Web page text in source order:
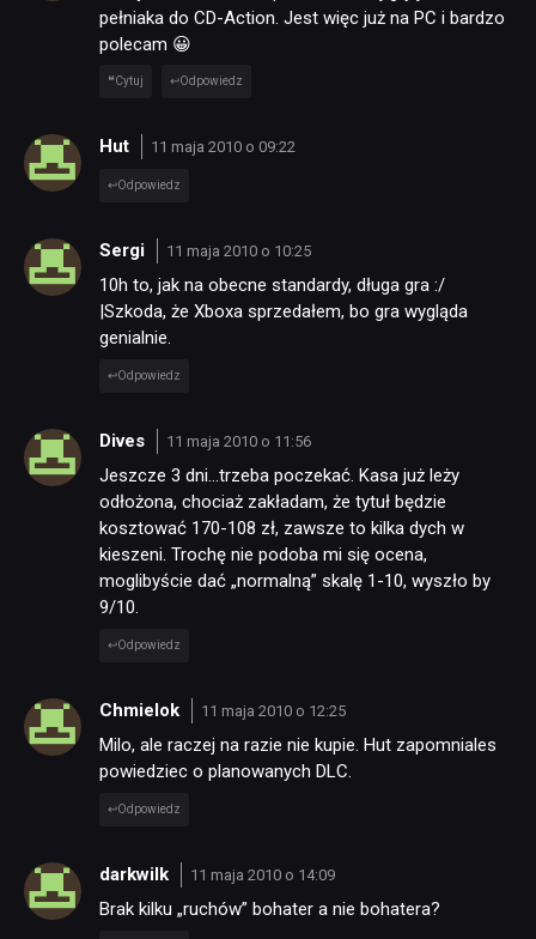
pełniaka do CD-Action. Jest więc już na PC i bardzo
polecam 😀
Cytuj Odpowiedz
Hut 11 maja 2010 o 09:22
Odpowiedz
Sergi 11 maja 2010 o 10:25
10h to, jak na obecne standardy, długa gra :/
|Szkoda, że Xboxa sprzedałem, bo gra wygląda
genialnie.
Odpowiedz
Dives 11 maja 2010 o 11:56
Jeszcze 3 dni…trzeba poczekać. Kasa już leży
odłożona, chociaż zakładam, że tytuł będzie
kosztować 170-108 zł, zawsze to kilka dych w
kieszeni. Trochę nie podoba mi się ocena,
moglibyście dać „normalną” skalę 1-10, wyszło by
9/10.
Odpowiedz
Chmielok 11 maja 2010 o 12:25
Milo, ale raczej na razie nie kupie. Hut zapomniales
powiedziec o planowanych DLC.
Odpowiedz
darkwilk 11 maja 2010 o 14:09
Brak kilku „ruchów” bohater a nie bohatera?